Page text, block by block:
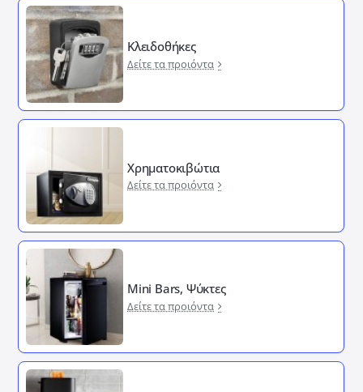
Κλειδοθήκες
Δείτε τα προιόντα
Χρηματοκιβώτια
Δείτε τα προιόντα
Mini Bars, Ψύκτες
Δείτε τα προιόντα